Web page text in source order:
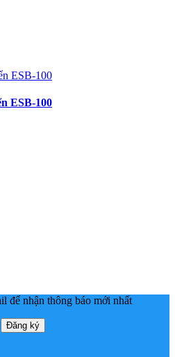
ESB-100
để nhận thông báo mới nhất
Đăng ký